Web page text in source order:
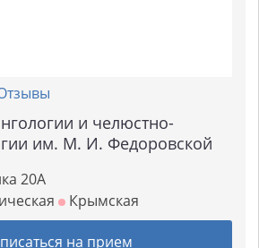
и челюстно-
им. М. И. Федоровской
20А
Крымская
на прием